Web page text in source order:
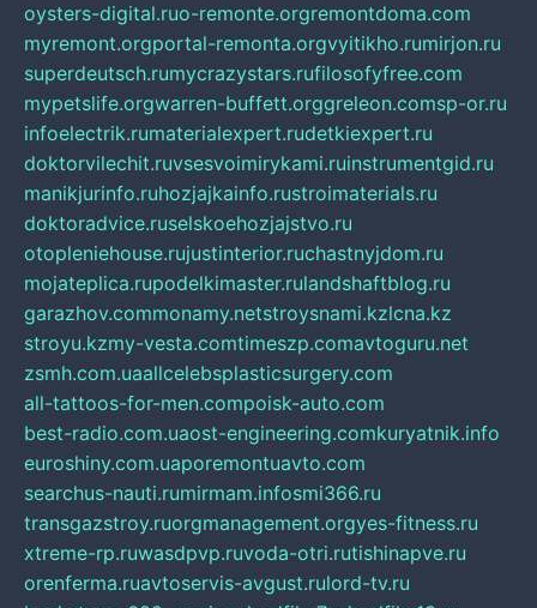
oysters-digital.ruo-remonte.orgremontdoma.com
myremont.orgportal-remonta.orgvyitikho.rumirjon.ru
superdeutsch.rumycrazystars.rufilosofyfree.com
mypetslife.orgwarren-buffett.orggreleon.comsp-or.ru
infoelectrik.rumaterialexpert.rudetkiexpert.ru
doktorvilechit.ruvsesvoimirykami.ruinstrumentgid.ru
manikjurinfo.ruhozjajkainfo.rustroimaterials.ru
doktoradvice.ruselskoehozjajstvo.ru
otopleniehouse.rujustinterior.ruchastnyjdom.ru
mojateplica.rupodelkimaster.rulandshaftblog.ru
garazhov.commonamy.netstroysnami.kzlcna.kz
stroyu.kzmy-vesta.comtimeszp.comavtoguru.net
zsmh.com.uaallcelebsplasticsurgery.com
all-tattoos-for-men.compoisk-auto.com
best-radio.com.uaost-engineering.comkuryatnik.info
euroshiny.com.uaporemontuavto.com
searchus-nauti.rumirmam.infosmi366.ru
transgazstroy.ruorgmanagement.orgyes-fitness.ru
xtreme-rp.ruwasdpvp.ruvoda-otri.rutishinapve.ru
orenferma.ruavtoservis-avgust.rulord-tv.ru